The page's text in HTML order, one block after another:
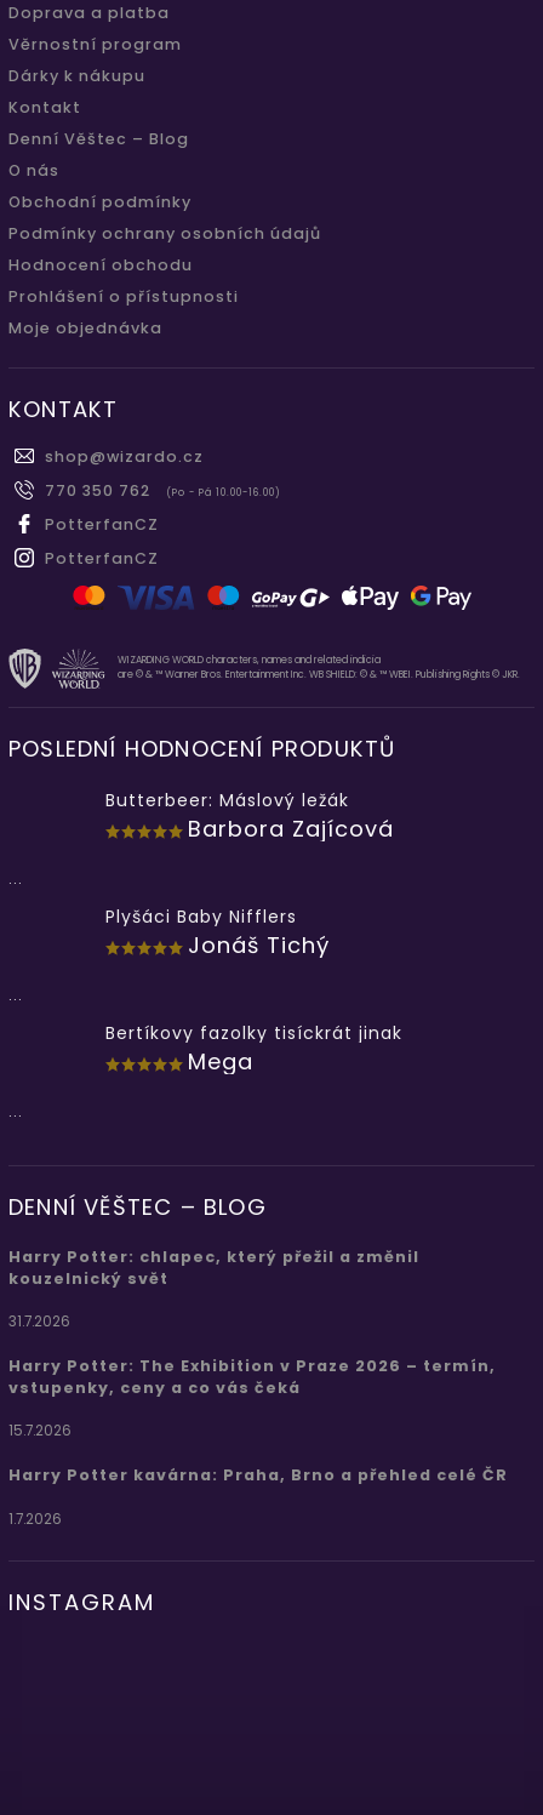
Doprava a platba
Věrnostní program
Dárky k nákupu
Kontakt
Denní Věštec – Blog
O nás
Obchodní podmínky
Podmínky ochrany osobních údajů
Hodnocení obchodu
Prohlášení o přístupnosti
Moje objednávka
KONTAKT
shop@wizardo.cz
770 350 762
(Po - Pá 10.00-16.00)
PotterfanCZ
PotterfanCZ
WIZARDING WORLD characters, names and related indicia
are © & ™ Warner Bros. Entertainment Inc. WB SHIELD: © & ™ WBEI. Publishing Rights © JKR.
POSLEDNÍ HODNOCENÍ PRODUKTŮ
Butterbeer: Máslový ležák
Barbora Zajícová
...
Plyšáci Baby Nifflers
Jonáš Tichý
...
Bertíkovy fazolky tisíckrát jinak
Mega
...
DENNÍ VĚŠTEC – BLOG
Harry Potter: chlapec, který přežil a změnil
kouzelnický svět
31.7.2026
Harry Potter: The Exhibition v Praze 2026 – termín,
vstupenky, ceny a co vás čeká
15.7.2026
Harry Potter kavárna: Praha, Brno a přehled celé ČR
1.7.2026
INSTAGRAM